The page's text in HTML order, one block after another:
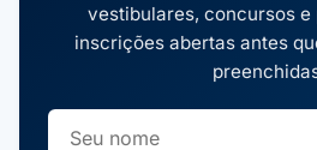
vestibulares, concursos e
inscrições abertas antes